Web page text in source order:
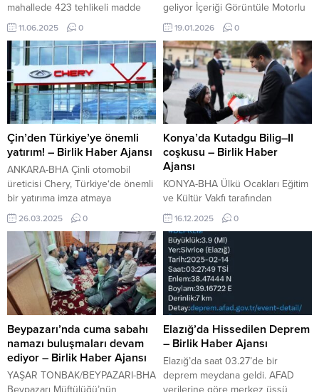
mahallede 423 tehlikeli madde
ele geçirildi BATMAN-BHA 7 yıl
önce Pegasus hava yolları
şirketinin İzmir-Batman direkt
uçuşlarına ara verdiği Batman
Havalimanı, dünden itibaren
direkt seferlere yeniden
‘merhaba’ dedi. Vali ve Belediye
Başkanvekili Ekrem Canalp, AK
Parti Batman Milletvekili Ferhat
Nasıroğlu, bazı il yöneticileri ile
THY Batman...
11.06.2025 0
geliyor İçeriği Görüntüle Motorlu
Taşıtlar Vergisi (MTV) kapsamında
2026 yılının ilk taksit ödemeleri
devam ediyor. Milyonlarca araç
sahibini ilgilendiren ödemeler için
son 15 günlük sürece girildi. MTV
ödemeleri, vergi daireleri, PTT
şubeleri ve banka şubelerinden
yapılabiliyor. Bunun yanı sıra
Dijital Vergi...
19.01.2026 0
Çin’den Türkiye’ye önemli
yatırım! – Birlik Haber Ajansı
ANKARA-BHA Çinli otomobil
üreticisi Chery, Türkiye‘de önemli
bir yatırıma imza atmaya
hazırlanıyor. Samsun’da kurulacak
olan yeni tesis, yıllık 200 bin araç
kapasitesine sahip olacak ve
elektrikli araçlar ile parçalarının
üretimi yapılacak. Bu projeyle
birlikte toplamda 1 milyar dolarlık
bir yatırım hedefleniyor.
Samsun’daki yeni üretim
tesisinde, Chery’nin yeni nesil
elektrikli araçları...
26.03.2025 0
Konya’da Kutadgu Bilig–II
coşkusu – Birlik Haber
Ajansı
KONYA-BHA Ülkü Ocakları Eğitim
ve Kültür Vakfı tarafından
Konya’da organize edilen
Kutadgu Bilig–II Bilgi Yarışması,
gençlerin bilgi birikimini ve
kültürel farkındalığını artırmayı
hedefleyen anlamlı bir etkinlik
olarak dikkat çekti. Programa,
Ülkü Ocakları Eğitim ve Kültür
Vakfı Genel Başkanı Ahmet Yiğit
Yıldırım da katılarak gençlerle bir
araya geldi. Bilgi yarışmasının
ardından...
16.12.2025 0
Beypazarı’nda cuma sabahı
namazı buluşmaları devam
ediyor – Birlik Haber Ajansı
YAŞAR TONBAK/BEYPAZARI-BHA
Beypazarı Müftülüğü’nün
Elazığ’da Hissedilen Deprem
– Birlik Haber Ajansı
Elazığ’da saat 03.27’de bir
deprem meydana geldi. AFAD
verilerine göre merkez üssü